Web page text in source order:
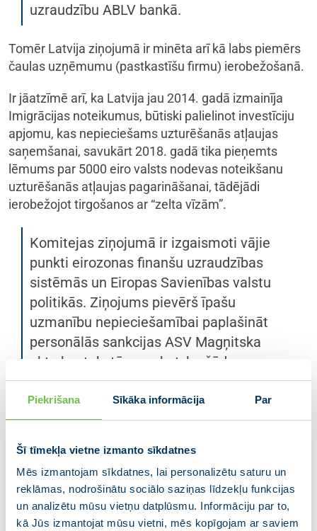
Piekrišana Sīkāka informācija Par
Šī tīmekļa vietne izmanto sīkdatnes
Mēs izmantojam sīkdatnes, lai personalizētu saturu un
reklāmas, nodrošinātu sociālo saziņas līdzekļu funkcijas
un analizētu mūsu vietņu datplūsmu. Informāciju par to,
kā Jūs izmantojat mūsu vietni, mēs kopīgojam ar saviem
uzraudzību ABLV bankā.
Tomēr Latvija ziņojumā ir minēta arī kā labs piemērs
čaulas uzņēmumu (pastkastīšu firmu) ierobežošanā.
Ir jāatzīmē arī, ka Latvija jau 2014. gadā izmainīja
Imigrācijas noteikumus, būtiski palielinot investīciju
apjomu, kas nepieciešams uzturēšanās atļaujas
saņemšanai, savukārt 2018. gadā tika pieņemts
lēmums par 5000 eiro valsts nodevas noteikšanu
uzturēšanās atļaujas pagarināšanai, tādējādi
ierobežojot tirgošanos ar “zelta vīzām”.
Komitejas ziņojumā ir izgaismoti vājie
punkti eirozonas finanšu uzraudzības
sistēmās un Eiropas Savienības valstu
politikās. Ziņojums pievērš īpašu
uzmanību nepieciešamībai paplašināt
personālās sankcijas ASV Magņitska
akta kontekstā, nosakot, ka šādas
sankcijas ir jāpiemēro arī korupcijā un
naudas atmazgāšanā iesaistītām
personām.
Viens no nākotnes jautājumiem, ar ko būs jāsaskaras
Eiropas Parlamentam, – vai naudas atmazgāšanas
apkarošana ir jānodod Eiropas mēroga un
kapacitātes struktūrai? Jau šobrīd Eiropas Tautas